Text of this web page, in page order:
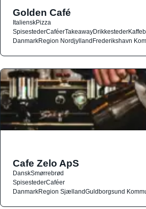
Golden Café
ItalienskPizza
SpisestederCaféerTakeawayDrikkesteder
DanmarkRegion NordjyllandFrederikshavn
Cafe Zelo ApS
DanskSmørrebrød
SpisestederCaféer
DanmarkRegion SjællandGuldborgsund